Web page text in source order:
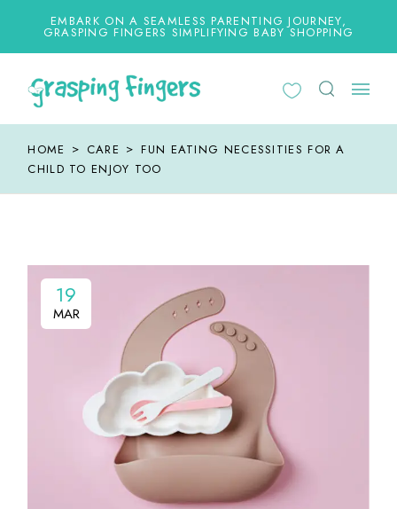
EMBARK ON A SEAMLESS PARENTING JOURNEY,
GRASPING FINGERS SIMPLIFYING BABY SHOPPING
HOME CARE
FUN EATING NECESSITIES FOR A
CHILD TO ENJOY TOO
19
MAR